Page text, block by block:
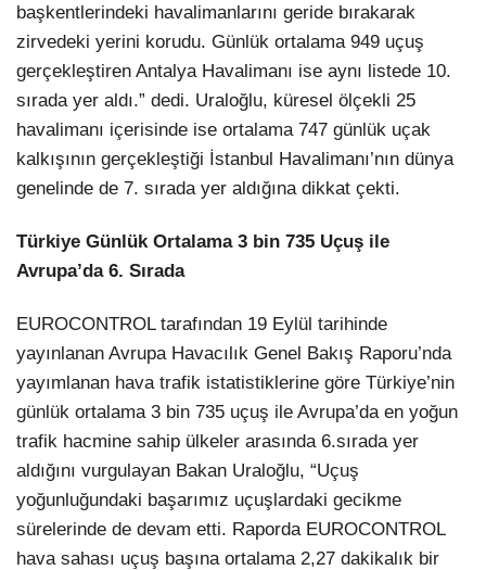
başkentlerindeki havalimanlarını geride bırakarak
zirvedeki yerini korudu. Günlük ortalama 949 uçuş
gerçekleştiren Antalya Havalimanı ise aynı listede 10.
sırada yer aldı.” dedi. Uraloğlu, küresel ölçekli 25
havalimanı içerisinde ise ortalama 747 günlük uçak
kalkışının gerçekleştiği İstanbul Havalimanı’nın dünya
genelinde de 7. sırada yer aldığına dikkat çekti.
Türkiye Günlük Ortalama 3 bin 735 Uçuş ile
Avrupa’da 6. Sırada
EUROCONTROL tarafından 19 Eylül tarihinde
yayınlanan Avrupa Havacılık Genel Bakış Raporu’nda
yayımlanan hava trafik istatistiklerine göre Türkiye’nin
günlük ortalama 3 bin 735 uçuş ile Avrupa’da en yoğun
trafik hacmine sahip ülkeler arasında 6.sırada yer
aldığını vurgulayan Bakan Uraloğlu, “Uçuş
yoğunluğundaki başarımız uçuşlardaki gecikme
sürelerinde de devam etti. Raporda EUROCONTROL
hava sahası uçuş başına ortalama 2,27 dakikalık bir